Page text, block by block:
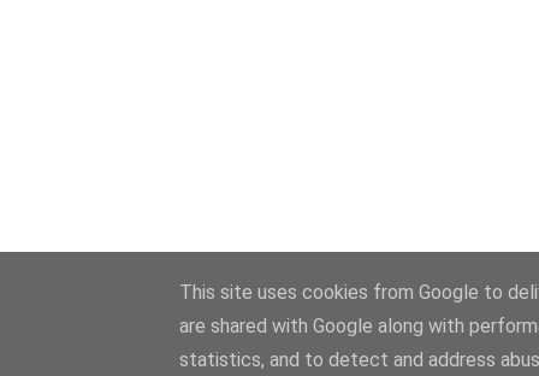
This site uses cookies from Google to
are shared with Google along with
statistics, and to detect and address